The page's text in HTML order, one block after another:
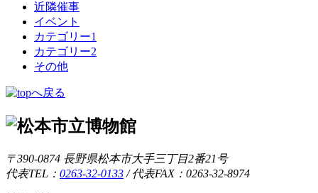
近隣催事
イベント
カテゴリー1
カテゴリー2
その他
〒390-0874 長野県松本市大手三丁目2番21号
代表TEL： 0263-32-0133 /代表FAX：0263-32-8974